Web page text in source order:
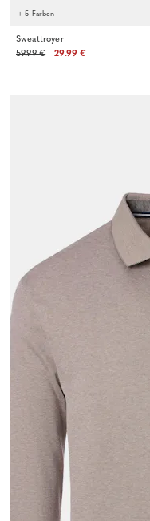
+ 5 Farben
Sweattroyer
59.99 €
29.99 €